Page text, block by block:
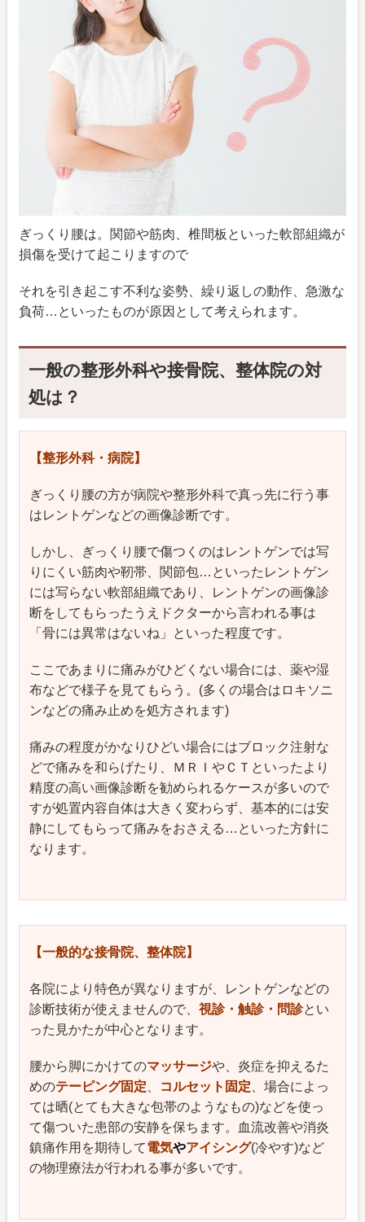
ぎっくり腰は。関節や筋肉、椎間板といった軟部組織が
損傷を受けて起こりますので
それを引き起こす不利な姿勢、繰り返しの動作、急激な
負荷…といったものが原因として考えられます。
一般の整形外科や接骨院、整体院の対
処は？
【整形外科・病院】
ぎっくり腰の方が病院や整形外科で真っ先に行う事
はレントゲンなどの画像診断です。
しかし、ぎっくり腰で傷つくのはレントゲンでは写
りにくい筋肉や靭帯、関節包…といったレントゲン
には写らない軟部組織であり、レントゲンの画像診
断をしてもらったうえドクターから言われる事は
「骨には異常はないね」といった程度です。
ここであまりに痛みがひどくない場合には、薬や湿
布などで様子を見てもらう。(多くの場合はロキソニ
ンなどの痛み止めを処方されます)
痛みの程度がかなりひどい場合にはブロック注射な
どで痛みを和らげたり、ＭＲＩやＣＴといったより
精度の高い画像診断を勧められるケースが多いので
すが処置内容自体は大きく変わらず、基本的には安
静にしてもらって痛みをおさえる…といった方針に
なります。
【一般的な接骨院、整体院】
各院により特色が異なりますが、レントゲンなどの
診断技術が使えませんので、視診・触診・問診とい
った見かたが中心となります。
腰から脚にかけてのマッサージや、炎症を抑えるた
めのテーピング固定 コルセット固定 、場合によっ
ては晒(とても大きな包帯のようなもの)などを使っ
て傷ついた患部の安静を保ちます。血流改善や消炎
鎮痛作用を期待して電気やアイシング(冷やす)など
の物理療法が行われる事が多いです。